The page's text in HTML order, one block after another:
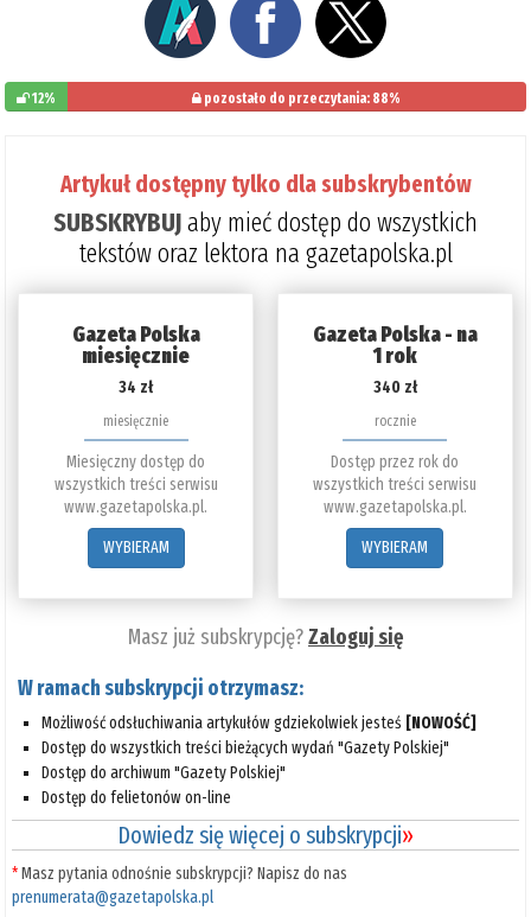
12% pozostało do przeczytania: 88%
Artykuł dostępny tylko dla subskrybentów
SUBSKRYBUJaby mieć dostęp do wszystkich
tekstów oraz lektora na gazetapolska.pl
Gazeta Polska
miesięcznie
34 zł
miesięcznie
Miesięczny dostęp do
wszystkich treści serwisu
www.gazetapolska.pl.
WYBIERAM
Gazeta Polska - na
1 rok
340 zł
rocznie
Dostęp przez rok do
wszystkich treści serwisu
www.gazetapolska.pl.
WYBIERAM
Masz już subskrypcję?Zaloguj się
W ramach subskrypcji otrzymasz:
Możliwość odsłuchiwania artykułów gdziekolwiek jesteś [NOWOŚĆ]
Dostęp do wszystkich treści bieżących wydań "Gazety Polskiej"
Dostęp do archiwum "Gazety Polskiej"
Dostęp do felietonów on-line
Dowiedz się więcej o subskrypcji»
*Masz pytania odnośnie subskrypcji? Napisz do nas
prenumerata@gazetapolska.pl